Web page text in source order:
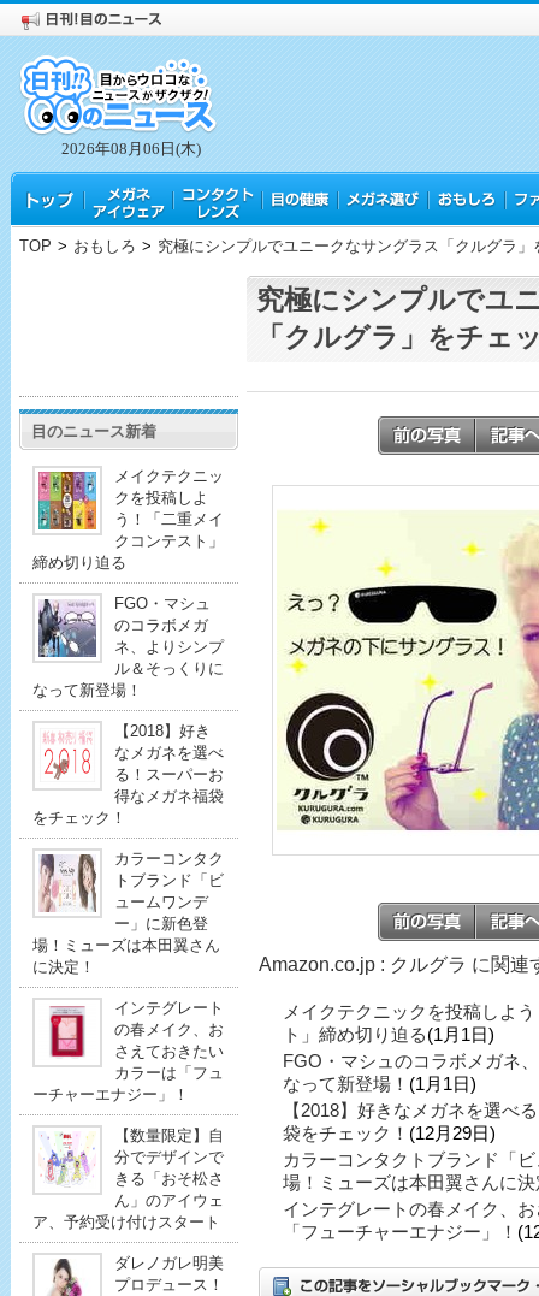
2026年08月06日(木)
TOP > おもしろ > 究極にシンプルでユニークなサングラス「クルグラ」
目のニュース新着
メイクテクニッ
クを投稿しよ
う！「二重メイ
クコンテスト」
締め切り迫る
FGO・マシュ
のコラボメガ
ネ、よりシンプ
ル＆そっくりに
なって新登場！
【2018】好き
なメガネを選べ
る！スーパーお
得なメガネ福袋
をチェック！
カラーコンタク
トブランド「ビ
ュームワンデ
ー」に新色登
場！ミューズは本田翼さん
に決定！
インテグレート
の春メイク、お
さえておきたい
カラーは「フュ
ーチャーエナジー」！
【数量限定】自
分でデザインで
きる「おそ松さ
ん」のアイウェ
ア、予約受け付けスタート
ダレノガレ明美
プロデュース！
究極にシンプルでユ
「クルグラ」をチェ
Amazon.co.jp : クルグラ に関連
メイクテクニックを投稿しよ
ト」締め切り迫る(1月1日)
FGO・マシュのコラボメガネ
なって新登場！ (1月1日)
【2018】好きなメガネを選べ
袋をチェック！ (12月29日)
カラーコンタクトブランド「
場！ミューズは本田翼さんに決
インテグレートの春メイク、
「フューチャーエナジー」！